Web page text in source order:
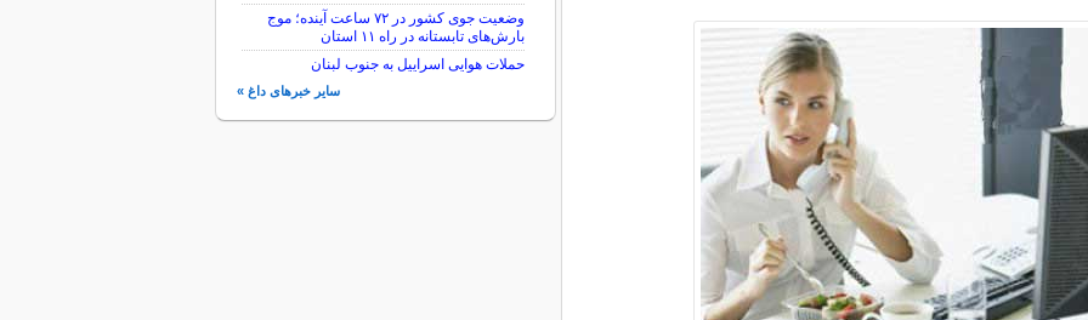
وضعیت جوی کشور در ۷۲ ساعت آینده؛ موج
بارش‌های تابستانه در راه ۱۱ استان
حملات هوایی اسراییل به جنوب لبنان
سایر خبرهای داغ »